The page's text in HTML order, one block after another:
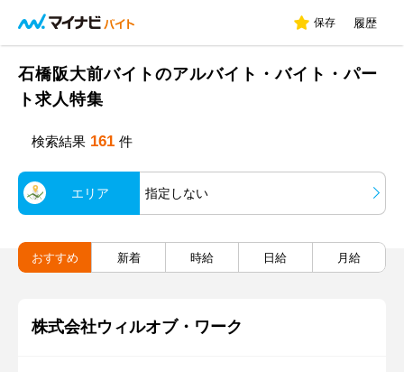
保存 履歴
石橋阪大前バイトのアルバイト・バイト・パー
ト求人特集
検索結果 161 件
エリア 指定しない
おすすめ 新着 時給 日給 月給
株式会社ウィルオブ・ワーク